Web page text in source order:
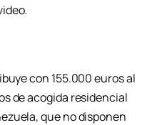
con 155.000 euros al
de acogida residencial
que no disponen